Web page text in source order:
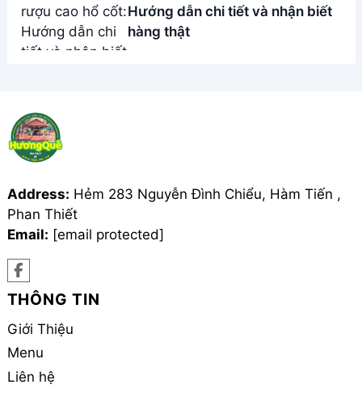
Hướng dẫn chi tiết và nhận biết
hàng thật
Address: Hẻm 283 Nguyễn Đình Chiểu, Hàm Tiến ,
Phan Thiết
Email: [email protected]
THÔNG TIN
Giới Thiệu
Menu
Liên hệ